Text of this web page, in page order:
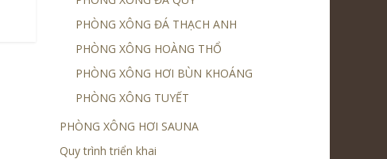
PHÒNG XÔNG ĐÁ THẠCH ANH
PHÒNG XÔNG HOÀNG THỔ
PHÒNG XÔNG HƠI BÙN KHOÁNG
PHÒNG XÔNG TUYẾT
PHÒNG XÔNG HƠI SAUNA
Quy trình triển khai